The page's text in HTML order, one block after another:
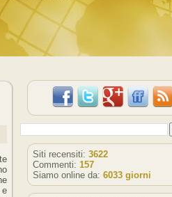
e
Siti recensiti: 3622
Commenti: 157
Siamo online da: 6033 giorni